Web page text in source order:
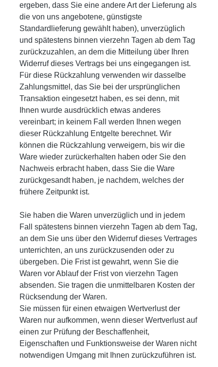
ergeben, dass Sie eine andere Art der Lieferung als
die von uns angebotene, günstigste
Standardlieferung gewählt haben), unverzüglich
und spätestens binnen vierzehn Tagen ab dem Tag
zurückzuzahlen, an dem die Mitteilung über Ihren
Widerruf dieses Vertrags bei uns eingegangen ist.
Für diese Rückzahlung verwenden wir dasselbe
Zahlungsmittel, das Sie bei der ursprünglichen
Transaktion eingesetzt haben, es sei denn, mit
Ihnen wurde ausdrücklich etwas anderes
vereinbart; in keinem Fall werden Ihnen wegen
dieser Rückzahlung Entgelte berechnet. Wir
können die Rückzahlung verweigern, bis wir die
Ware wieder zurückerhalten haben oder Sie den
Nachweis erbracht haben, dass Sie die Ware
zurückgesandt haben, je nachdem, welches der
frühere Zeitpunkt ist.
Sie haben die Waren unverzüglich und in jedem
Fall spätestens binnen vierzehn Tagen ab dem Tag,
an dem Sie uns über den Widerruf dieses Vertrages
unterrichten, an uns zurückzusenden oder zu
übergeben. Die Frist ist gewahrt, wenn Sie die
Waren vor Ablauf der Frist von vierzehn Tagen
absenden. Sie tragen die unmittelbaren Kosten der
Rücksendung der Waren.
Sie müssen für einen etwaigen Wertverlust der
Waren nur aufkommen, wenn dieser Wertverlust auf
einen zur Prüfung der Beschaffenheit,
Eigenschaften und Funktionsweise der Waren nicht
notwendigen Umgang mit Ihnen zurückzuführen ist.